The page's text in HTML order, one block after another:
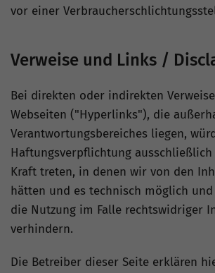
vor einer
Verweise und Links /
Bei direkten oder indirekten
Webseiten ("Hyperlinks"), die
Verantwortungsbereiches liegen,
Haftungsverpflichtung
Kraft treten, in denen wir von den
hätten und es technisch möglich
die Nutzung im Falle rechtswidriger
verhindern.
Die Betreiber dieser Seite erklären